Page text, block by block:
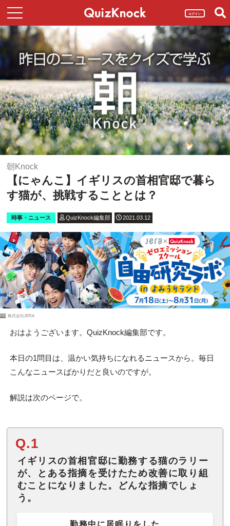
ログイン
朝Knock
【にゃんこ】イギリスの首相官邸で暮ら
す猫が、挑戦することとは？
時事・ニュース QuizKnock編集部 2021.03.12
PR 株式会社JERA
おはようございます。QuizKnock編集部です。
本日の1問目は、温かい気持ちになれるニュースから。毎日
こんなニュースばかりだと良いのですが。
解説は次のページで。
Q.1
イギリスの首相官邸に勤務する猫のラリー
が、とある指摘を受けたため改善に取り組
むことになりました。どんな指摘でしょ
う。